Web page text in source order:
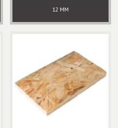
12 ММ